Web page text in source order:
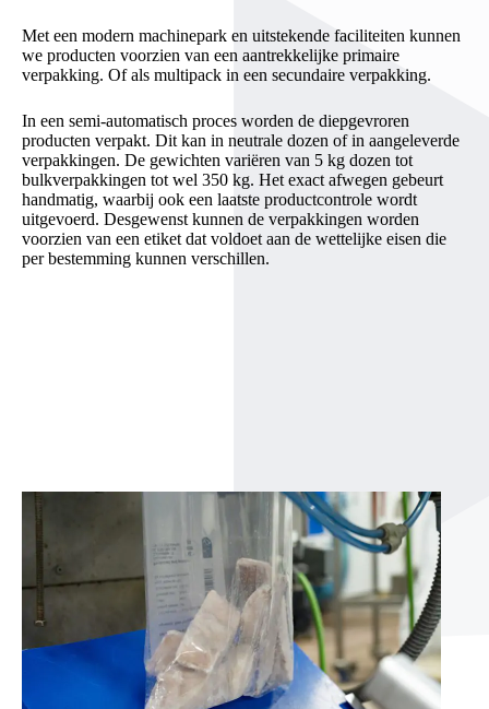
Met een modern machinepark en uitstekende faciliteiten kunnen
we producten voorzien van een aantrekkelijke primaire
verpakking. Of als multipack in een secundaire verpakking.
In een semi-automatisch proces worden de diepgevroren
producten verpakt. Dit kan in neutrale dozen of in aangeleverde
verpakkingen. De gewichten variëren van 5 kg dozen tot
bulkverpakkingen tot wel 350 kg. Het exact afwegen gebeurt
handmatig, waarbij ook een laatste productcontrole wordt
uitgevoerd. Desgewenst kunnen de verpakkingen worden
voorzien van een etiket dat voldoet aan de wettelijke eisen die
per bestemming kunnen verschillen.